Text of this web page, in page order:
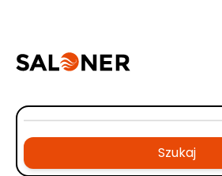
Szukaj